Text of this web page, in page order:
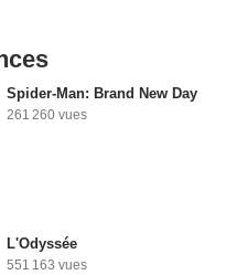
Spider-Man: Brand New Day
261 260 vues
L'Odyssée
551 163 vues